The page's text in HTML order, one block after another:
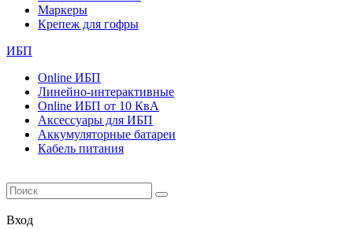
Маркеры
Крепеж для гофры
ИБП
Online ИБП
Линейно-интерактивные
Online ИБП от 10 КвА
Aксессуары для ИБП
Аккумуляторные батареи
Кабель питания
Вход